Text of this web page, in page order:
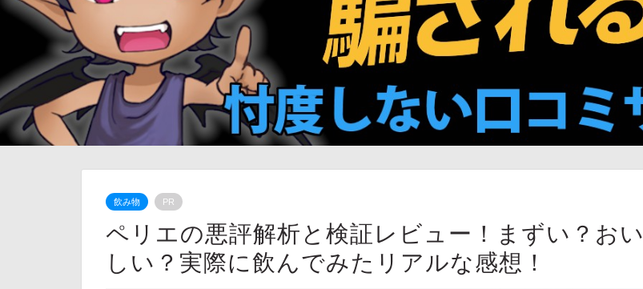
飲み物 PR
ペリエの悪評解析と検証レビュー！まずい？おい
しい？実際に飲んでみたリアルな感想！